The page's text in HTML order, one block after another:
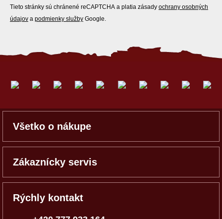
Tieto stránky sú chránené reCAPTCHA a platia zásady ochrany osobných
údajov a podmienky služby Google.
Všetko o nákupe
Zákaznícky servis
Rýchly kontakt